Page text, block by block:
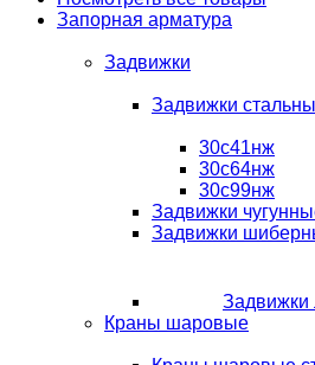
Запорная арматура
Задвижки
Задвижки
30с41нж
30с64нж
30с99нж
Задвижки
Задвижки
Задвижки
Краны шаровые